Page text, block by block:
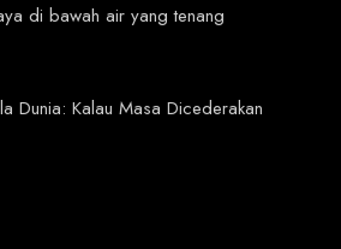
di bawah air yang tenang
Dunia: Kalau Masa Dicederakan